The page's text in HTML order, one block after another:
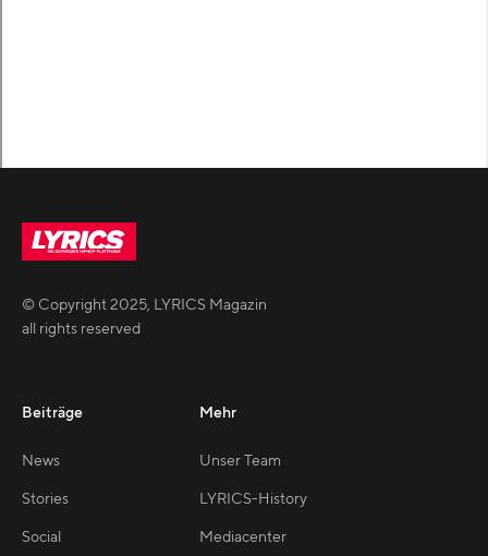
© Copyright2025, LYRICS Magazin
all rights reserved
Beiträge
News
Stories
Social
Mehr
Unser Team
LYRICS-History
Mediacenter